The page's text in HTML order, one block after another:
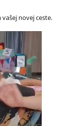
novej ceste.